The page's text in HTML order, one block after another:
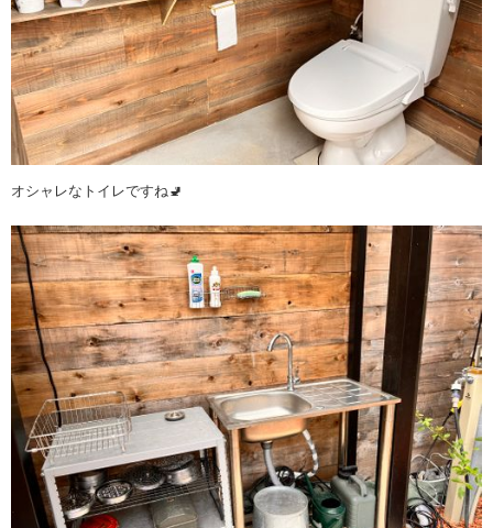
オシャレなトイレですね🚽